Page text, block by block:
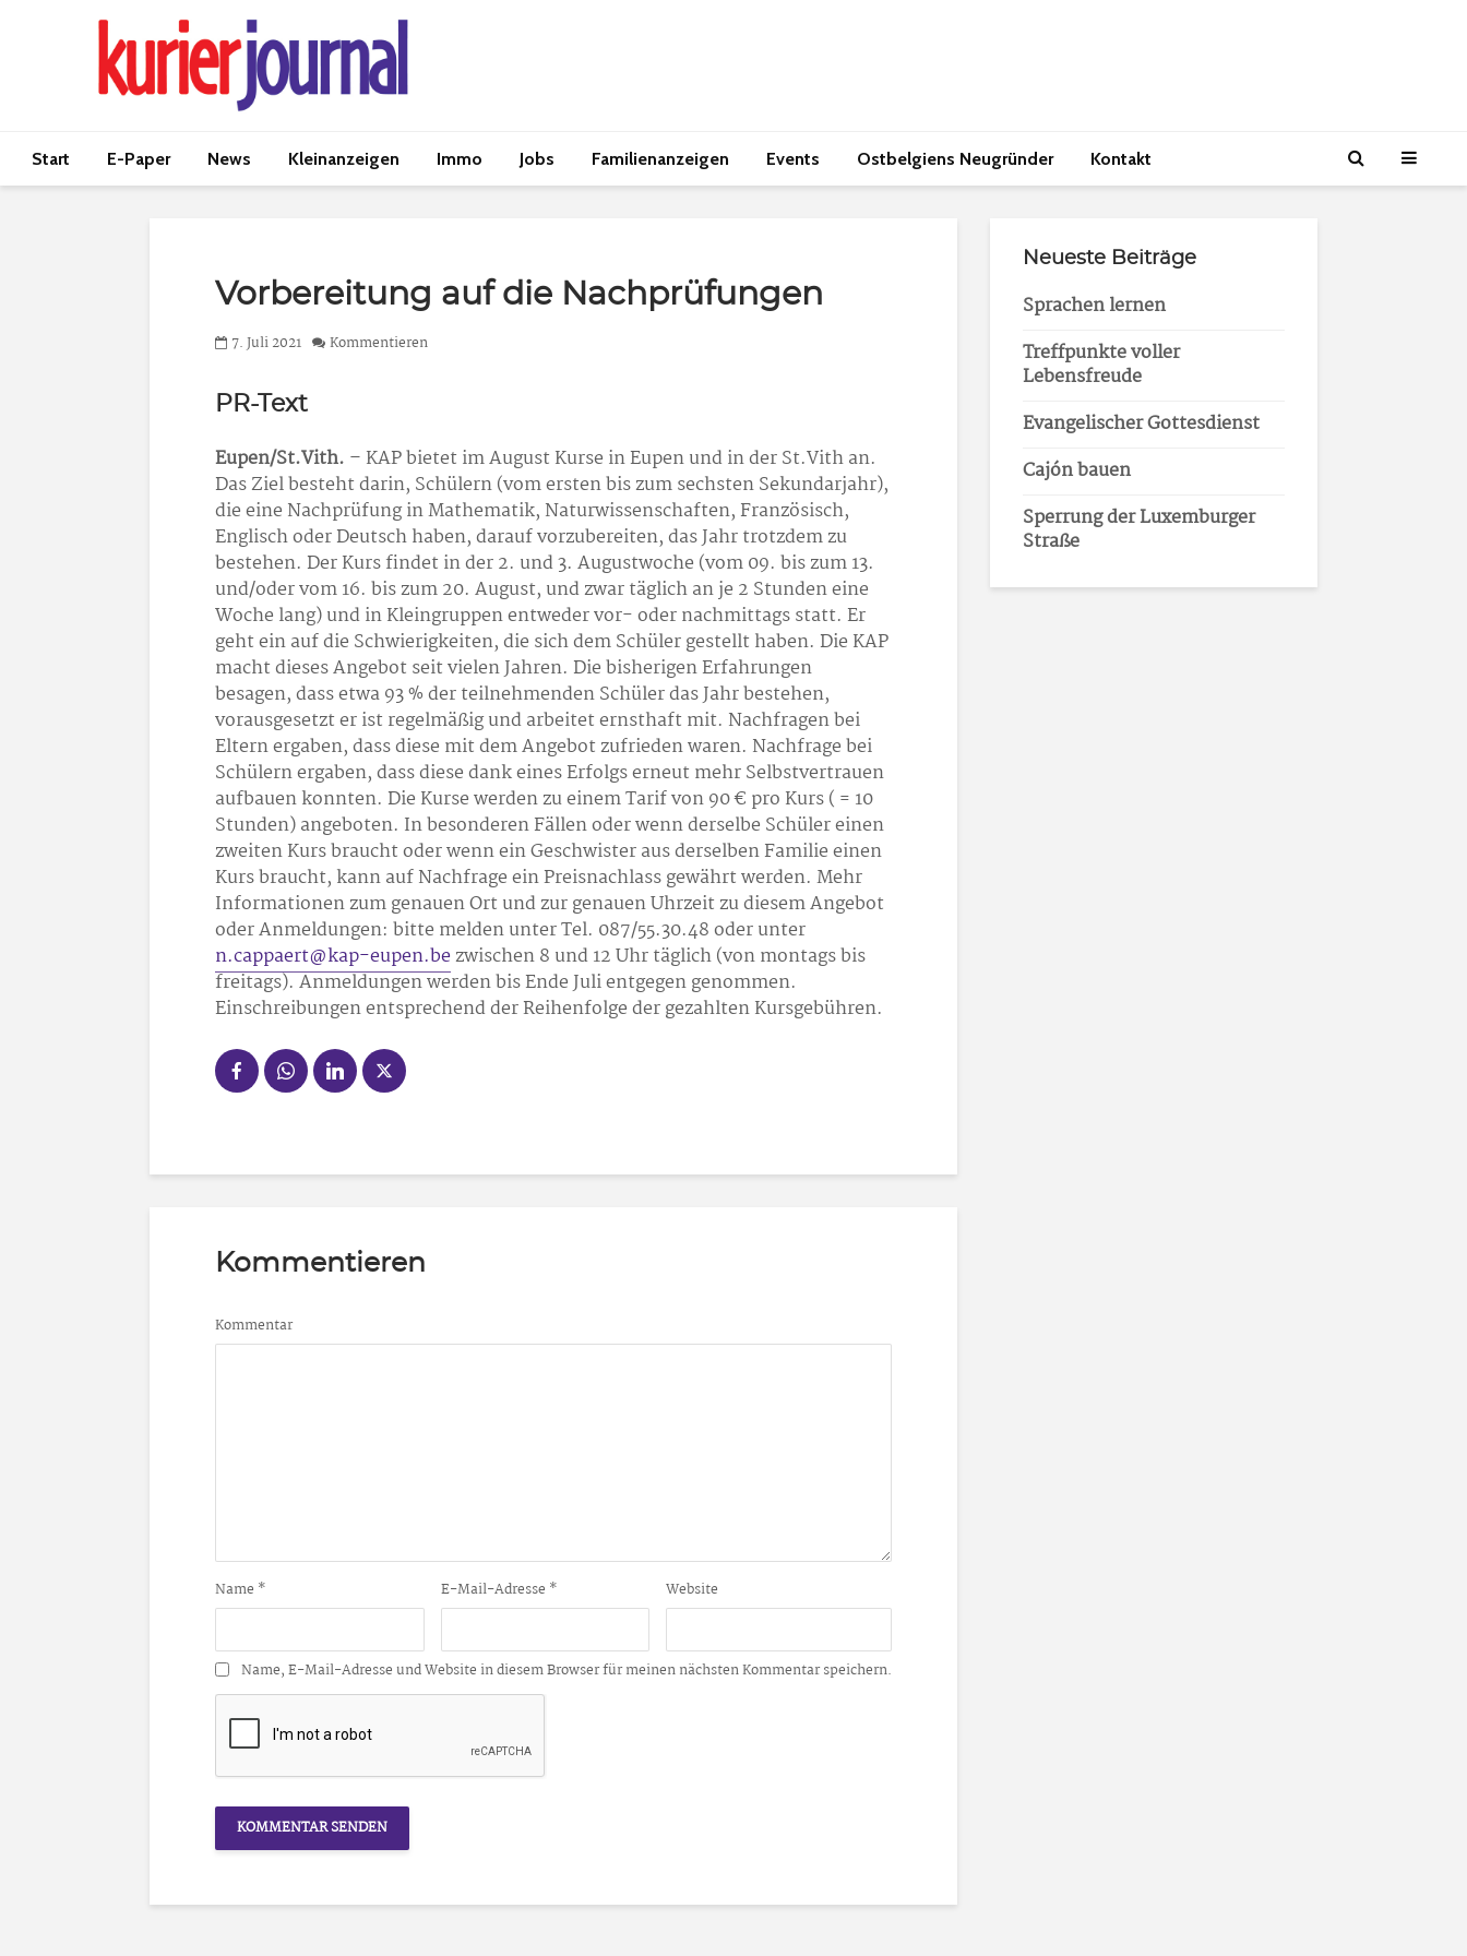
Start E-Paper News Kleinanzeigen Immo Jobs Familienanzeigen Events Ostbelgiens Neugründer Kontakt
Vorbereitung auf die Nachprüfungen
7. Juli 2021 Kommentieren
PR-Text
Eupen/St.Vith. – KAP bietet im August Kurse in Eupen und in der St.Vith an.
Das Ziel besteht darin, Schülern (vom ersten bis zum sechsten Sekundarjahr),
die eine Nachprüfung in Mathematik, Naturwissenschaften, Französisch,
Englisch oder Deutsch haben, darauf vorzubereiten, das Jahr trotzdem zu
bestehen. Der Kurs findet in der 2. und 3. Augustwoche (vom 09. bis zum 13.
und/oder vom 16. bis zum 20. August, und zwar täglich an je 2 Stunden eine
Woche lang) und in Kleingruppen entweder vor- oder nachmittags statt. Er
geht ein auf die Schwierigkeiten, die sich dem Schüler gestellt haben. Die KAP
macht dieses Angebot seit vielen Jahren. Die bisherigen Erfahrungen
besagen, dass etwa 93 % der teilnehmenden Schüler das Jahr bestehen,
vorausgesetzt er ist regelmäßig und arbeitet ernsthaft mit. Nachfragen bei
Eltern ergaben, dass diese mit dem Angebot zufrieden waren. Nachfrage bei
Schülern ergaben, dass diese dank eines Erfolgs erneut mehr Selbstvertrauen
aufbauen konnten. Die Kurse werden zu einem Tarif von 90 € pro Kurs ( = 10
Stunden) angeboten. In besonderen Fällen oder wenn derselbe Schüler einen
zweiten Kurs braucht oder wenn ein Geschwister aus derselben Familie einen
Kurs braucht, kann auf Nachfrage ein Preisnachlass gewährt werden. Mehr
Informationen zum genauen Ort und zur genauen Uhrzeit zu diesem Angebot
oder Anmeldungen: bitte melden unter Tel. 087/55.30.48 oder unter
n.cappaert@kap-eupen.bezwischen 8 und 12 Uhr täglich (von montags bis
freitags). Anmeldungen werden bis Ende Juli entgegen genommen.
Einschreibungen entsprechend der Reihenfolge der gezahlten Kursgebühren.
Kommentieren
Kommentar
Name * E-Mail-Adresse * Website
Name, E-Mail-Adresse und Website in diesem Browser für meinen nächsten Kommentar speichern.
Neueste Beiträge
Sprachen lernen
Treffpunkte voller
Lebensfreude
Evangelischer Gottesdienst
Cajón bauen
Sperrung der Luxemburger
Straße